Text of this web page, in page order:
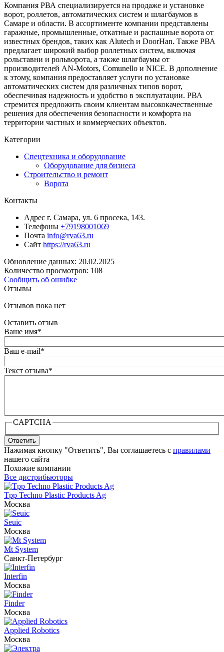
Компания РВА специализируется на продаже и установке
ворот, роллетов, автоматических систем и шлагбаумов в
Самаре и области. В ассортименте компании представлены
гаражные, промышленные, откатные и распашные ворота от
известных брендов, таких как Alutech и DoorHan. Также РВА
предлагает широкий выбор роллетных систем, включая
рольставни и рольворота, а также шлагбаумы от
производителей AN-Motors, Comunello и NICE. В дополнение
к этому, компания предоставляет услуги по установке
автоматических систем для различных типов ворот,
обеспечивая надежность и удобство в эксплуатации. РВА
стремится предложить своим клиентам высококачественные
решения для обеспечения безопасности и комфорта на
территории частных и коммерческих объектов.
Категории
Спецтехника и оборудование
Оборудование для бизнеса
Строительство и ремонт
Ворота
Контакты
Адрес г. Самара, ул. 6 просека, 143.
Телефоны +79198001069
Почта info@rva63.ru
Сайт https://rva63.ru
Обновление данных: 20.02.2025
Количество просмотров: 108
Сообщить об ошибке
Отзывы
Отзывов пока нет
Оставить отзыв
Ваше имя*
Ваш e-mail*
Текст отзыва*
CAPTCHA
Ответить
Нажимая кнопку "Ответить", Вы соглашаетесь с правилами
нашего сайта
Похожие компании
Все дистрибьюторы
Tpp Techno Plastic Products Ag
Москва
Seuic
Москва
Mt System
Санкт-Петербург
Interfin
Москва
Finder
Москва
Applied Robotics
Москва